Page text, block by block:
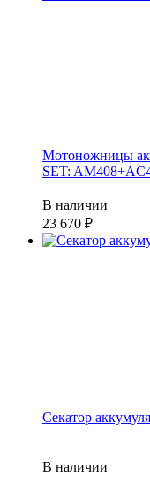
Мотоножницы
SET:
В наличии
23 670
Секатор
В наличии